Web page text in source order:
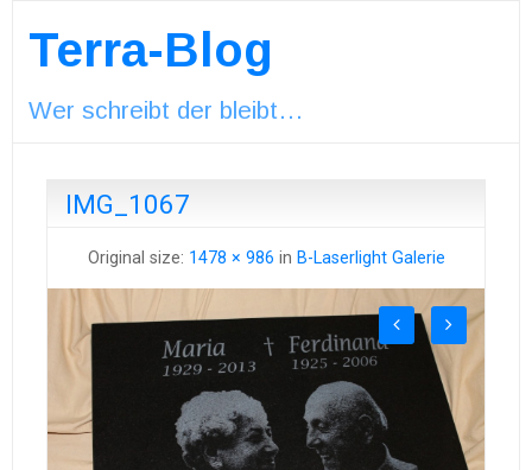
Terra-Blog
Wer schreibt der bleibt…
IMG_1067
Original size: 1478 × 986 in B-Laserlight Galerie